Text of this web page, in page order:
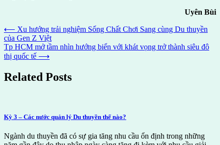
Uyên Bùi
Post
navigation
⟵ Xu hướng trải nghiệm Sống Chất Chơi Sang cùng Du thuyền
của Gen Z Việt
Tp HCM mở tầm nhìn hướng biển với khát vọng trở thành siêu đô
thị quốc tế ⟶
Related Posts
Kỳ 3 – Các nước quản lý Du thuyền thế nào?
Ngành du thuyền đã có sự gia tăng nhu cầu ổn định trong những